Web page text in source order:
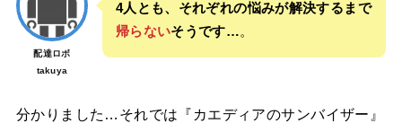
配達ロボ
takuya
4人とも、それぞれの悩みが解決するまで
帰らないそうです…。
分かりました…それでは『カエディアのサンバイザー』